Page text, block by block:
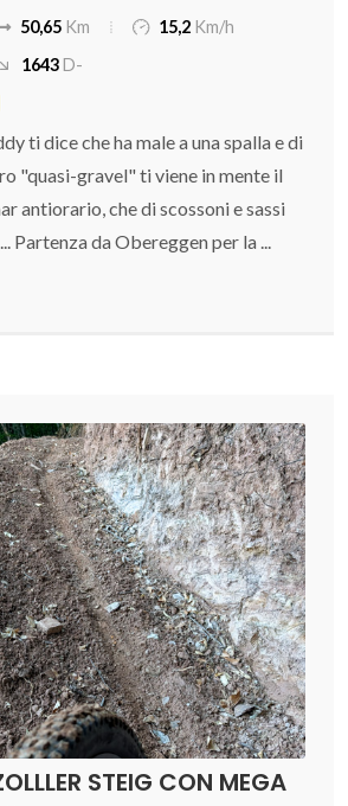
50,65 Km 15,2 Km/h
1643D-
ti dice che ha male a una spalla e di
"quasi-gravel" ti viene in mente il
antiorario, che di scossoni e sassi
Partenza da Obereggen per la ...
STEIG CON MEGA